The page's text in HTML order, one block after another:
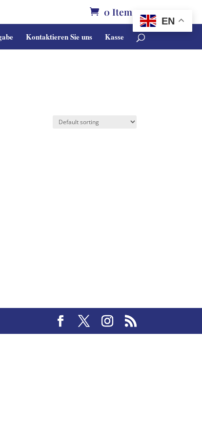
0 Items
Kontaktieren Sie uns Kasse
EN